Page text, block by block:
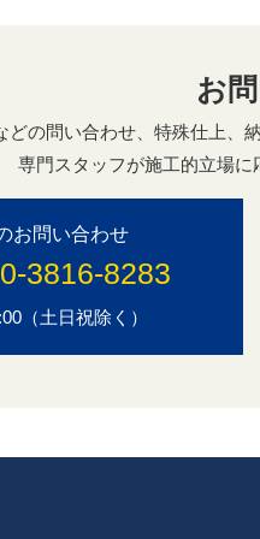
お
どの問い合わせ、特殊仕上、
専門スタッフが施工的立場に
お問い合わせ
3816-8283
（土日祝除く）